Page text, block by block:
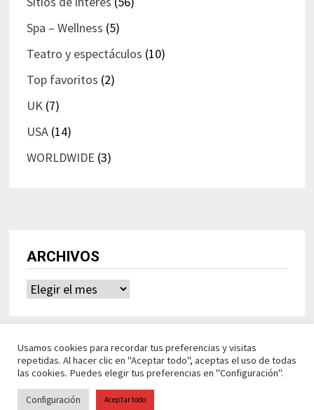
Spa – Wellness (5)
Teatro y espectáculos (10)
Top favoritos (2)
UK(7)
USA(14)
WORLDWIDE (3)
ARCHIVOS
Archivos
Usamos cookies para recordar tus preferencias y visitas
repetidas. Al hacer clic en "Aceptar todo", aceptas el uso de todas
las cookies. Puedes elegir tus preferencias en "Configuración".
Configuración Aceptar todo